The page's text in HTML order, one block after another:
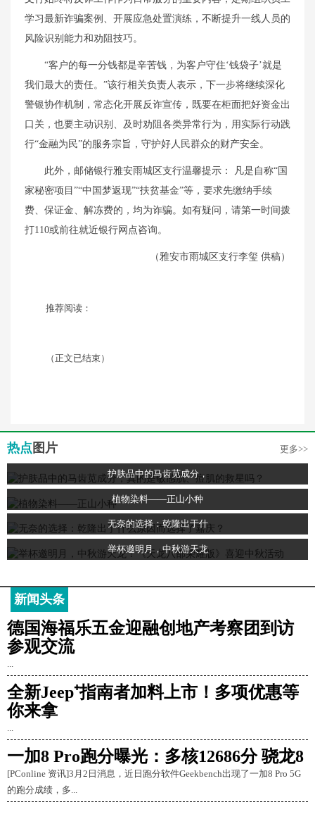
学习最新诈骗案例、开展应急处置演练，不断提升一线人员的
风险识别能力和劝阻技巧。
“客户的每一分钱都是辛苦钱，为客户守住‘钱袋子’就是
我们最大的责任。”该行相关负责人表示，下一步将继续深化
警银协作机制，常态化开展反诈宣传，既要在柜面把好资金出
口关，也要主动识别、及时劝阻各类异常行为，用实际行动践
行“金融为民”的服务宗旨，守护好人民群众的财产安全。
此外，邮储银行雅安雨城区支行温馨提示： 凡是自称“国
家秘密项目”“中国梦返现”“扶贫基金”等，要求先缴纳手续
费、保证金、解冻费的，均为诈骗。如有疑问，请第一时间拨
打110或前往就近银行网点咨询。
（雅安市雨城区支行李玺 供稿）
推荐阅读：
（正文已结束）
热点 图片 更多>>
护肤品中的马齿苋成分，
植物染料——正山小种
无奈的选择：乾隆出于什
举杯邀明月，中秋游天龙
新闻头条
德国海福乐五金迎融创地产考察团到访
参观交流
...
全新Jeep⁺指南者加料上市！多项优惠等
你来拿
...
一加8 Pro跑分曝光：多核12686分 骁龙8
[PConline 资讯]3月2日消息，近日跑分软件Geekbench出现了一加8 Pro 5G
的跑分成绩，多...